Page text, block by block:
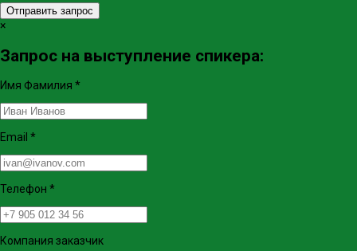
Отправить запрос
×
Запрос на выступление спикера:
Имя Фамилия *
Email *
Телефон *
Компания заказчик